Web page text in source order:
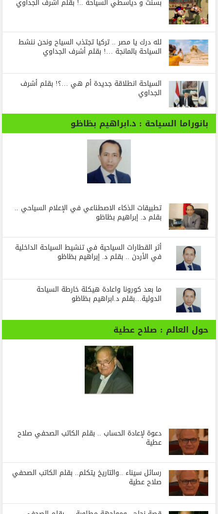
بسنت و دياسطي السياحة ..! بقلم أشرف الجداوي
لله درك يا مصر .. تركيا تجتذب السياح ونحن ننشط
السياحة بالمانجة …! بقلم أشرف الجداوي
السياحة انطلاقة جديدة أم هي …؟! بقلم أشرف
الجداوي
بانوراما السياحة : د.ابراهيم بظاظو
تطبيقات الذكاء الاصطناعي في الإعلام السياحي ..
بقلم د. إبراهيم بظاظو
أثر القطارات السياحية في تنشيط السياحة الداخلية
في الأردن .. بقلم د. إبراهيم بظاظو
ما بعد كورونا واعادة هيكلة خارطة السياحة
الدولية…بقلم د.ابراهيم بظاظو
حول العالم : صلاح عطية
دعوة لإعادة الحساب .. بقلم الكاتب الصحفي صلاح
عطية
رسائل‭ ‬سيناء‭.. ‬والتاريخ‭ ‬يتكلم.. بقلم الكاتب الصحفي
صلاح عطية